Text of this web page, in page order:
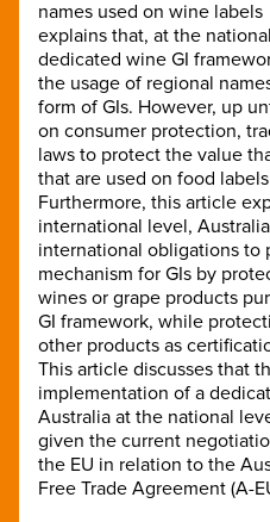
names used on wine labels
explains that, at the
dedicated wine GI
the usage of regional
form of GIs. However, up
on consumer protection,
laws to protect the value
that are used on food
Furthermore, this article
international level,
international obligations to
mechanism for GIs by
wines or grape products
GI framework, while
other products as
This article discusses that
implementation of a
Australia at the national
given the current
the EU in relation to the
Free Trade Agreement (A-